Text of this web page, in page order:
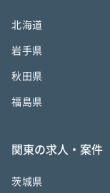
北海道
岩手県
秋田県
福島県
関東の求人・案件
茨城県